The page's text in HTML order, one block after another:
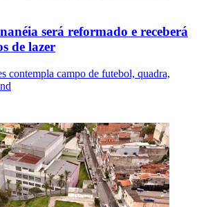
será reformado e receberá
de lazer
contempla campo de futebol, quadra,